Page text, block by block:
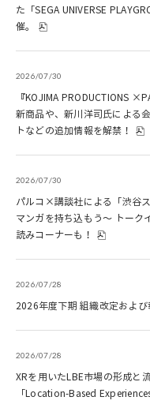
た「SEGA UNIVERSE
催。
2026/07/30
『KOJIMA PRODUCTIONS
新商品や、新川洋司氏による
トなどの追加情報を解禁！
2026/07/30
パルコ×講談社による「渋谷
マンガを持ち込もう～ トーク
読みコーナーも！
2026/07/28
2026年度下期 組織改定およ
2026/07/28
XRを用いたLBE市場の形成と
「Location-Based